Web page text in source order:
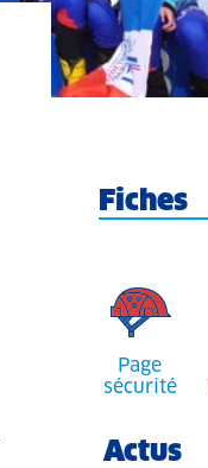
Fiches
Page
sécurité
Actus